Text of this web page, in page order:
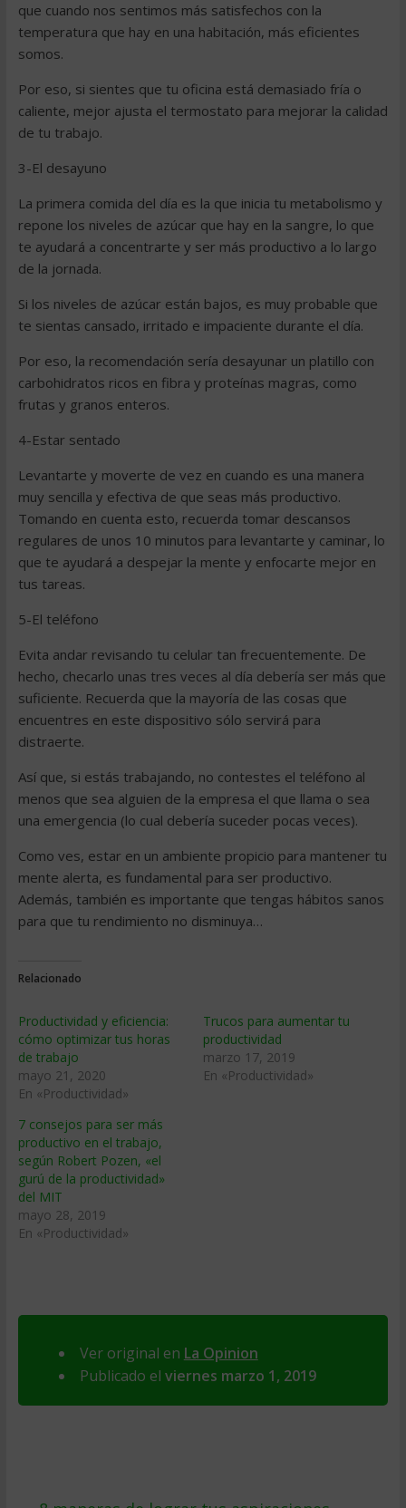
que cuando nos sentimos más satisfechos con la
temperatura que hay en una habitación, más eficientes
somos.
Por eso, si sientes que tu oficina está demasiado fría o
caliente, mejor ajusta el termostato para mejorar la calidad
de tu trabajo.
3-El desayuno
La primera comida del día es la que inicia tu metabolismo y
repone los niveles de azúcar que hay en la sangre, lo que
te ayudará a concentrarte y ser más productivo a lo largo
de la jornada.
Si los niveles de azúcar están bajos, es muy probable que
te sientas cansado, irritado e impaciente durante el día.
Por eso, la recomendación sería desayunar un platillo con
carbohidratos ricos en fibra y proteínas magras, como
frutas y granos enteros.
4-Estar sentado
Levantarte y moverte de vez en cuando es una manera
muy sencilla y efectiva de que seas más productivo.
Tomando en cuenta esto, recuerda tomar descansos
regulares de unos 10 minutos para levantarte y caminar, lo
que te ayudará a despejar la mente y enfocarte mejor en
tus tareas.
5-El teléfono
Evita andar revisando tu celular tan frecuentemente. De
hecho, checarlo unas tres veces al día debería ser más que
suficiente. Recuerda que la mayoría de las cosas que
encuentres en este dispositivo sólo servirá para
distraerte.
Así que, si estás trabajando, no contestes el teléfono al
menos que sea alguien de la empresa el que llama o sea
una emergencia (lo cual debería suceder pocas veces).
Como ves, estar en un ambiente propicio para mantener tu
mente alerta, es fundamental para ser productivo.
Además, también es importante que tengas hábitos sanos
para que tu rendimiento no disminuya…
Relacionado
Productividad y eficiencia:
cómo optimizar tus horas
de trabajo
mayo 21, 2020
En «Productividad»
Trucos para aumentar tu
productividad
marzo 17, 2019
En «Productividad»
7 consejos para ser más
productivo en el trabajo,
según Robert Pozen, «el
gurú de la productividad»
del MIT
mayo 28, 2019
En «Productividad»
Ver original en La Opinion
Publicado el viernes marzo 1, 2019